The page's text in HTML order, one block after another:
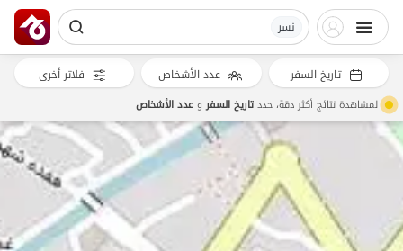
نسر
تاريخ السفر عدد الأشخاص فلاتر أخرى
لمشاهدة نتائج أكثر دقة، حددتاريخ السفروعدد الأشخاص